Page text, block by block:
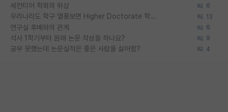
세컨티어 학회의 위상 6
우리나라도 학구 열풍보면 Higher Doctorate 학위가 필요하다고 봅니다. 13
연구실 후배와의 관계 6
석사 1학기부터 원래 논문 작성을 하나요? 9
공부 못했는데 논문실적은 좋은 사람을 싫어함? 4